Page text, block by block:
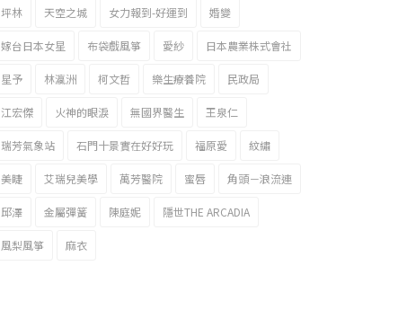
坪林 天空之城 女力報到-好運到 婚變
嫁台日本女星 布袋戲風箏 愛紗 日本農業株式會社
星予 林瀛洲 柯文哲 樂生療養院 民政局
江宏傑 火神的眼淚 無國界醫生 王泉仁
瑞芳氣象站 石門十景實在好好玩 福原愛 紋繡
美睫 艾瑞兒美學 萬芳醫院 蜜唇 角頭－浪流連
邱澤 金屬彈簧 陳庭妮 隱世THE ARCADIA
風梨風箏 麻衣